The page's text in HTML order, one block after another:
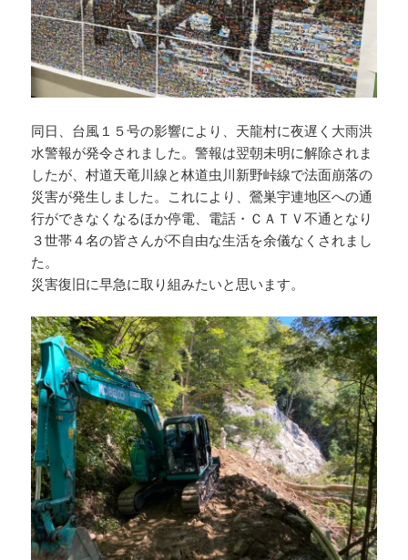
同日、台風１５号の影響により、天龍村に夜遅く大雨洪
水警報が発令されました。警報は翌朝未明に解除されま
したが、村道天竜川線と林道虫川新野峠線で法面崩落の
災害が発生しました。これにより、鶯巣宇連地区への通
行ができなくなるほか停電、電話・ＣＡＴＶ不通となり
３世帯４名の皆さんが不自由な生活を余儀なくされまし
た。
災害復旧に早急に取り組みたいと思います。